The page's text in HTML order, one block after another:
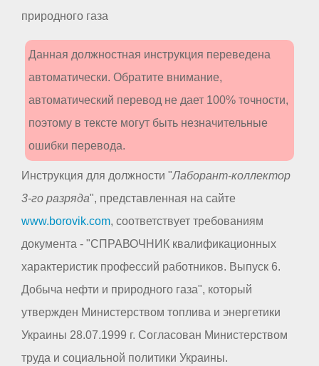
природного газа
Данная должностная инструкция переведена
автоматически. Обратите внимание,
автоматический перевод не дает 100% точности,
поэтому в тексте могут быть незначительные
ошибки перевода.
Инструкция для должности "Лаборант-коллектор
3-го разряда", представленная на сайте
www.borovik.com, соответствует требованиям
документа - "СПРАВОЧНИК квалификационных
характеристик профессий работников. Выпуск 6.
Добыча нефти и природного газа", который
утвержден Министерством топлива и энергетики
Украины 28.07.1999 г. Согласован Министерством
труда и социальной политики Украины.